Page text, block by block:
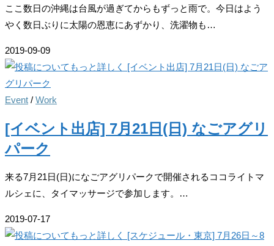
ここ数日の沖縄は台風が過ぎてからもずっと雨で。今日はよう
やく数日ぶりに太陽の恩恵にあずかり、洗濯物も…
2019-09-09
Event / Work
[イベント出店] 7月21日(日) なごアグリ
パーク
来る7月21日(日)になごアグリパークで開催されるココライトマ
ルシェに、タイマッサージで参加します。…
2019-07-17